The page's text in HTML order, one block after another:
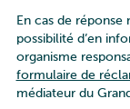
En cas de réponse
possibilité d’en
organisme
formulaire de
médiateur du